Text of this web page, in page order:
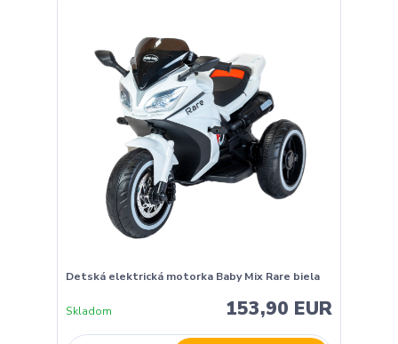
Detská elektrická motorka Baby Mix Rare biela
153,90 EUR
Skladom